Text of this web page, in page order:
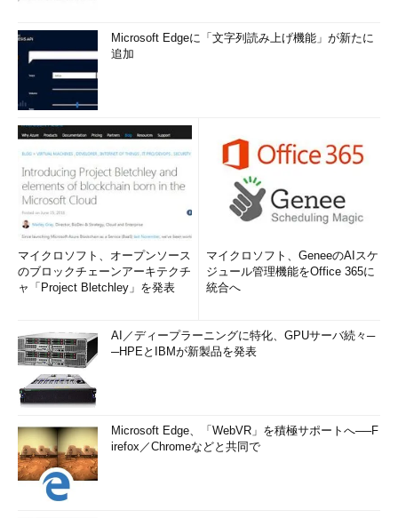
Microsoft Edgeに「文字列読み上げ機能」が新たに
追加
マイクロソフト、オープンソース
のブロックチェーンアーキテクチ
ャ「Project Bletchley」を発表
マイクロソフト、GeneeのAIスケ
ジュール管理機能をOffice 365に
統合へ
AI／ディープラーニングに特化、GPUサーバ続々─
─HPEとIBMが新製品を発表
Microsoft Edge、「WebVR」を積極サポートへ──F
irefox／Chromeなどと共同で